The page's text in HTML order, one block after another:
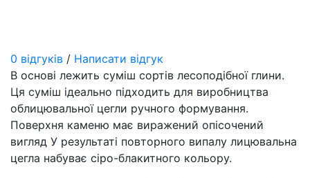
0 відгуків / Написати відгук
В основі лежить суміш сортів лесоподібної глини.
Ця суміш ідеально підходить для виробництва
облицювальної цегли ручного формування.
Поверхня каменю має виражений опісочений
вигляд У результаті повторного випалу лицювальна
цегла набуває сіро-блакитного кольору.